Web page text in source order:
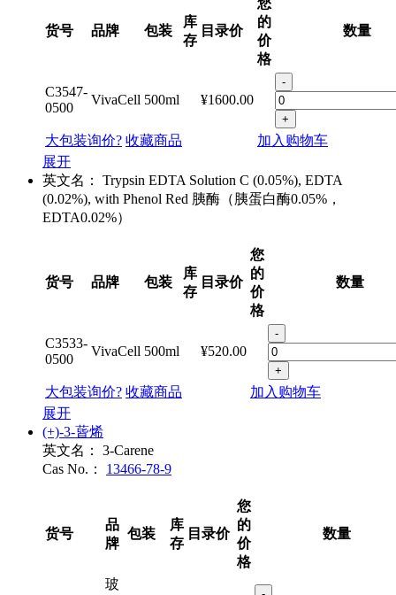
货号 品牌 包装
库
存
目录价
您
的
价
格
数量
C3547-
0500
VivaCell 500ml ¥1600.00
-
+
大包装询价? 收藏商品
加入购物车
展开
英文名：
Trypsin EDTA Solution C (0.05%), EDTA
(0.02%), with Phenol Red 胰酶（胰蛋白酶0.05%，
EDTA0.02%）
货号 品牌 包装
库
存
目录价
您
的
价
格
数量
C3533-
0500
VivaCell 500ml ¥520.00
-
+
大包装询价? 收藏商品
加入购物车
展开
(+)-3-蒈烯
英文名：
3-Carene
Cas No.：
13466-78-9
货号
品
牌
包装
库
存
目录价
您
的
价
格
数量